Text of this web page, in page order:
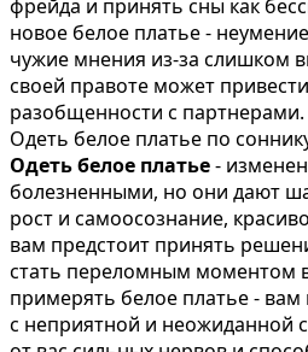
фрейда и принять сны как
новое белое платье -
чужие мнения из-за слишком
своей правоте может
разобщенности с партнерами.
Одеть белое платье по
Одеть белое платье-
болезненными, но они дают
рост и самоосознание,
вам предстоит принять
стать переломным моментом
примерять белое платье - вам
с неприятной и неожиданной